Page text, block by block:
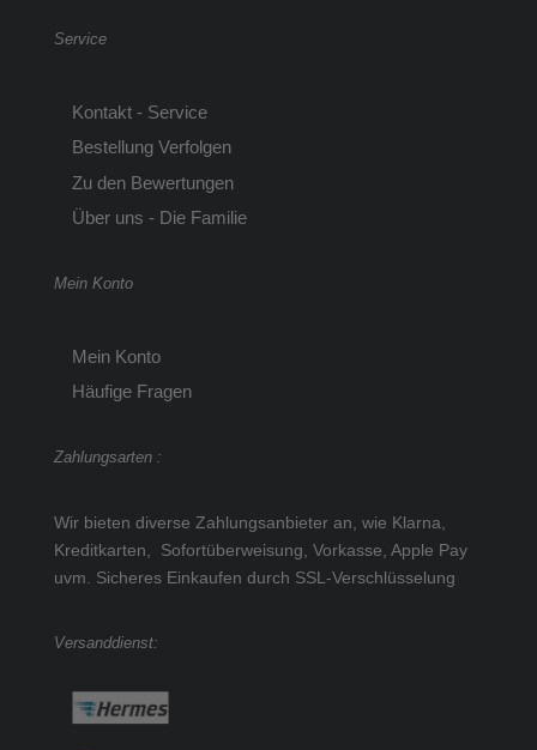
Service
Kontakt - Service
Bestellung Verfolgen
Zu den Bewertungen
Über uns - Die Familie
Mein Konto
Mein Konto
Häufige Fragen
Zahlungsarten :
Wir bieten diverse Zahlungsanbieter an, wie Klarna,
Kreditkarten, Sofortüberweisung, Vorkasse, Apple Pay
uvm. Sicheres Einkaufen durch SSL-Verschlüsselung
Versanddienst: